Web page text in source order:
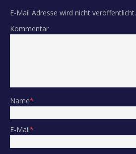
E-Mail Adresse wird nicht veröffentlicht.
Kommentar
Name*
E-Mail*